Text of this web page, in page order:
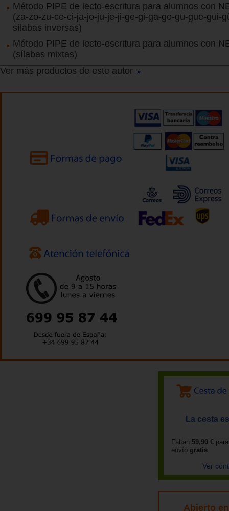
Método PIPE de lecto-escritura para alumnos con
(za-zo-zu-ce-ci-ja-jo-ju-je-ji-ge-gi-ga-go-gu-gue-gui-
sílabas inversas)
Método PIPE de lecto-escritura para alumnos con
(sílabas mixtas)
Ver más productos de este autor
La cesta
Faltan 59,90 €
envío gratis
Ver
Abierto